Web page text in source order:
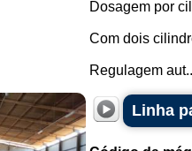
Dosagem por
Com dois
Regulagem
Linha